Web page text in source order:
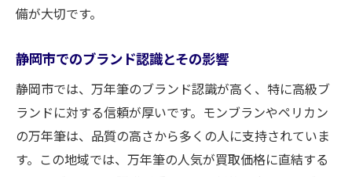
備が大切です。
静岡市でのブランド認識とその影響
静岡市では、万年筆のブランド認識が高く、特に高級ブ
ランドに対する信頼が厚いです。モンブランやペリカン
の万年筆は、品質の高さから多くの人に支持されていま
す。この地域では、万年筆の人気が買取価格に直結する